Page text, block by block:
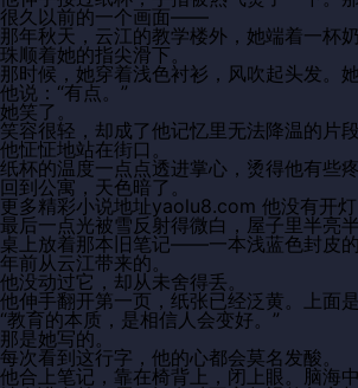
很久以前的一个画面——
那年秋天，云江的教学楼外，她端着一杯
珠顺着她的指尖滑下。
那时候，她穿着浅色衬衫，风吹起头发。
他说：“有点。”
她笑了。
笑容很轻，却成了他记忆里无法降温的片段
他怔怔地站在街口。
纸杯的温度一点点透进掌心，烫得他有些疼
回到公寓，天色暗了。
更多精彩小说地址yaolu8.com 他没有开
最后一点光被雪反射得微白，屋子里半亮半
桌上放着那本旧笔记——一本浅蓝色封皮
年前从云江带来的。
他没动过它，却从未舍得丢。
他伸手翻开第一页，纸张已经泛黄。上面
“教育的本质，是相信人会变好。”
那是她写的。
每次看到这行字，他的心都会莫名发酸。
他合上笔记，靠在椅背上，闭上眼。脑